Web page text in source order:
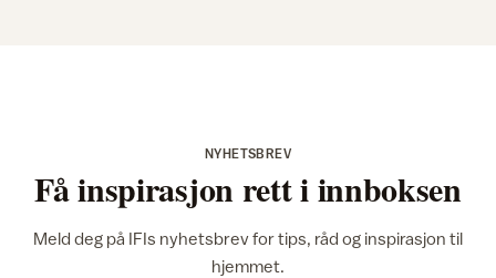
NYHETSBREV
Få inspirasjon rett i innboksen
Meld deg på IFIs nyhetsbrev for tips, råd og inspirasjon til
hjemmet.